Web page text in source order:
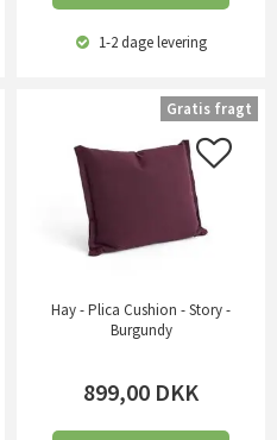
1-2 dagelevering
Hay - Plica Cushion - Story -
Burgundy
899,00 DKK
Gratis fragt